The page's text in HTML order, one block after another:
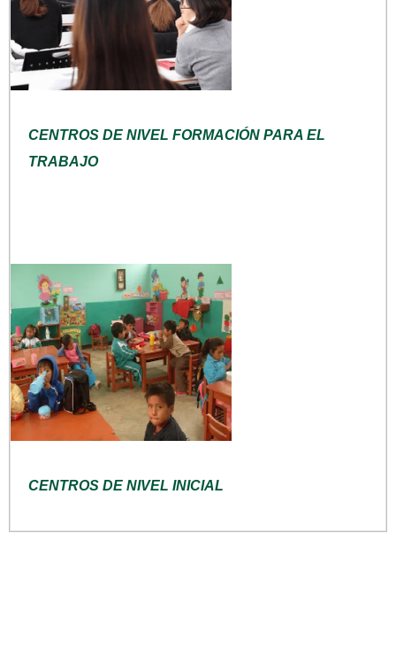
CENTROS DE NIVEL FORMACIÓN PARA EL
TRABAJO
CENTROS DE NIVEL INICIAL